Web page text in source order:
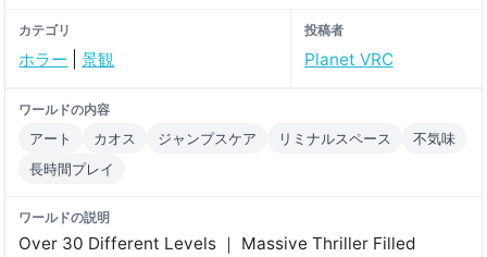
カテゴリ
ホラー |景観
投稿者
Planet VRC
ワールドの内容
アート カオス ジャンプスケア リミナルスペース
不気味
長時間プレイ
ワールドの説明
Over 30 Different Levels ｜ Massive Thriller Filled